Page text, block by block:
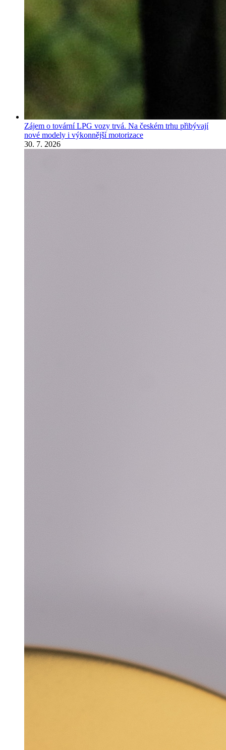
Zájem o tovární LPG vozy trvá. Na českém trhu přibývají
nové modely i výkonnější motorizace
30. 7. 2026